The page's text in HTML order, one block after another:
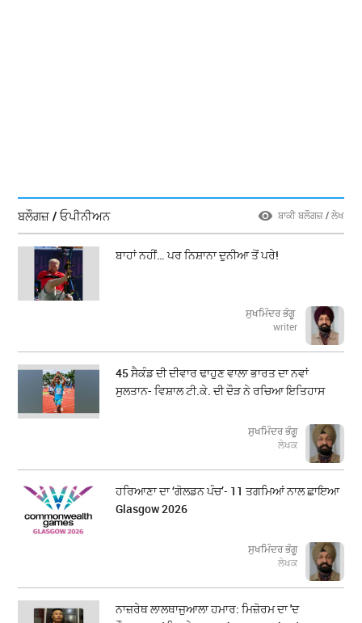
ਬਲੌਗਜ਼ / ਓਪੀਨੀਅਨ ਬਾਕੀ ਬਲੌਗਜ਼ / ਲੇਖ
ਬਾਹਾਂ ਨਹੀਂ… ਪਰ ਨਿਸ਼ਾਨਾ ਦੁਨੀਆ ਤੋਂ ਪਰੇ!
ਸੁਖਮਿੰਦਰ ਭੰਗੂ
writer
45 ਸੈਕੰਡ ਦੀ ਦੀਵਾਰ ਢਾਹੁਣ ਵਾਲਾ ਭਾਰਤ ਦਾ ਨਵਾਂ
ਸੁਲਤਾਨ- ਵਿਸ਼ਾਲ ਟੀ.ਕੇ. ਦੀ ਦੌੜ ਨੇ ਰਚਿਆ ਇਤਿਹਾਸ
ਸੁਖਮਿੰਦਰ ਭੰਗੂ
ਲੇਖਕ
ਹਰਿਆਣਾ ਦਾ ‘ਗੋਲਡਨ ਪੰਚ’- 11 ਤਗਮਿਆਂ ਨਾਲ ਛਾਇਆ
Glasgow 2026
ਸੁਖਮਿੰਦਰ ਭੰਗੂ
ਲੇਖਕ
ਨਾਜ਼ਰੇਥ ਲਾਲਥਾਜੁਆਲਾ ਹਮਾਰ: ਮਿਜ਼ੋਰਮ ਦਾ 'ਦ